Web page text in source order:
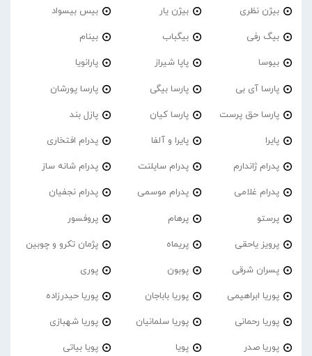
بیژن نظری بیژن یار بیس بیسواد
بیگ رفی بیگباب بینام
بیوسا پاپا شیراز پارانویا
پارسا آی بی پارسا بیگی پارسا پورشان
پارسا حق پرست پارسا کیان پازل بند
پایرا پایرا و آلفا پدرام افتخاری
پدرام ژاندارم پدرام‌ سایلنت پدرام شانه ساز
پدرام غلامی پدرام موسمی پدرام نجفیان
پرستو پرهام پروفسور
پرویز یاحقی پریماه پژمان تکرو و چوبین
پسران شرقی پوبون پوری
پوریا ابراهیمی پوریا باباجان پوریا حیدرزاده
پوریا رحمانی پوریا سلمانیان پوریا شهبازی
پوریا صدر پویا پویا بیاتی